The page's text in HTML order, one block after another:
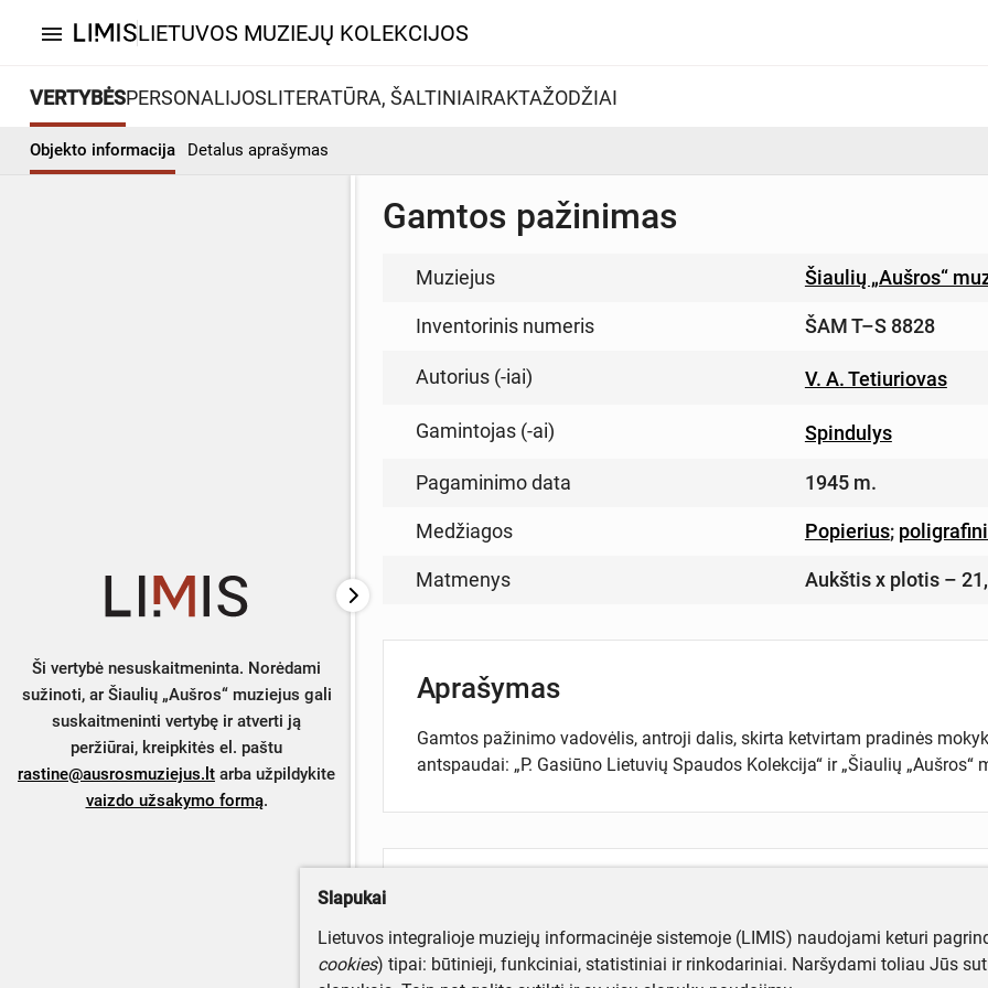
menu LIETUVOS MUZIEJŲ KOLEKCIJOS
VERTYBĖSPERSONALIJOSLITERATŪRA, ŠALTINIAIRAKTAŽODŽIAI
Objekto informacija Detalus aprašymas
Ši vertybė nesuskaitmeninta. Norėdami
sužinoti, ar Šiaulių „Aušros“ muziejus gali
suskaitmeninti vertybę ir atverti ją
peržiūrai, kreipkitės el. paštu
rastine@ausrosmuziejus.lt arba užpildykite
vaizdo užsakymo formą.
Gamtos pažinimas
Muziejus Šiaulių „Aušros“
Inventorinis numeris ŠAM T–S 8828
Autorius (-iai) V. A. Tetiuriovas
Gamintojas (-ai) Spindulys
Pagaminimo data 1945 m.
Medžiagos Popierius;
Matmenys Aukštis x plotis –
Aprašymas
Gamtos pažinimo vadovėlis, antroji dalis, skirta ketvirtam pradinės
antspaudai: „P. Gasiūno Lietuvių Spaudos Kolekcija“ ir „Šiaulių „Aušros“
Slapukai
Lietuvos integralioje muziejų informacinėje sistemoje (LIMIS) naudojami keturi
cookies) tipai: būtinieji, funkciniai, statistiniai ir rinkodariniai. Naršydami toliau Jūs